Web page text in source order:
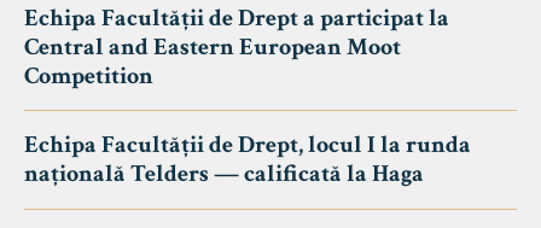
Echipa Facultății de Drept a participat la
Central and Eastern European Moot
Competition
Echipa Facultății de Drept, locul I la runda
națională Telders — calificată la Haga